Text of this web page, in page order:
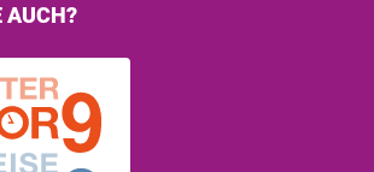
AUCH?